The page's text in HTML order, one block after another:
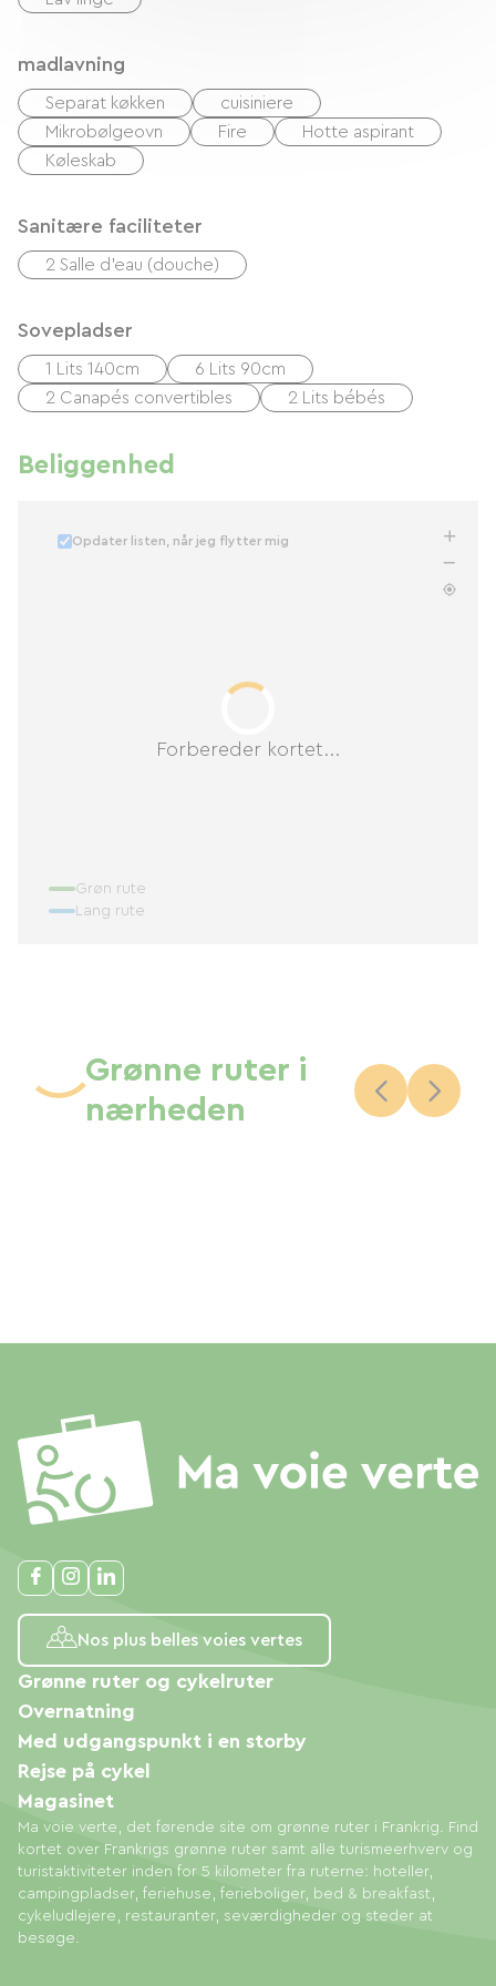
madlavning
Separat køkken
cuisiniere
Mikrobølgeovn
Fire
Hotte aspirant
Køleskab
Sanitære faciliteter
2 Salle d'eau (douche)
Sovepladser
1 Lits 140cm
6 Lits 90cm
2 Canapés convertibles
2 Lits bébés
Beliggenhed
Forbereder kortet...
Opdater listen, når jeg flytter mig
Grøn rute
Lang rute
Grønne ruter i
nærheden
Nos plus belles voies vertes
Ma voie verte, det førende site om grønne ruter i Frankrig. Find
kortet over Frankrigs grønne ruter samt alle turismeerhverv og
turistaktiviteter inden for 5 kilometer fra ruterne: hoteller,
campingpladser, feriehuse, ferieboliger, bed & breakfast,
cykeludlejere, restauranter, seværdigheder og steder at
besøge.
Grønne ruter og cykelruter
Overnatning
Med udgangspunkt i en storby
Rejse på cykel
Magasinet